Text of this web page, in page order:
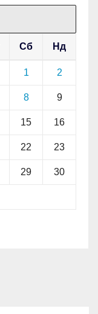
Сб Нд
1 2
8 9
15 16
22 23
29 30